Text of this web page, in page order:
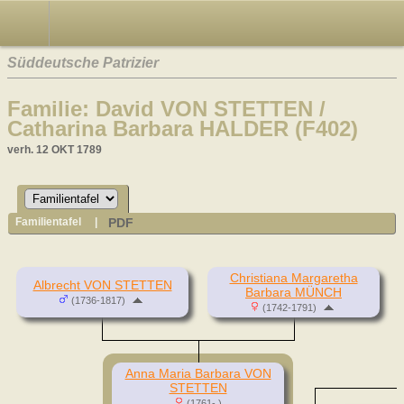
Süddeutsche Patrizier
Familie: David VON STETTEN /
Catharina Barbara HALDER (F402)
verh. 12 OKT 1789
Familientafel PDF
Albrecht VON STETTEN
(1736-1817)
Christiana Margaretha
Barbara MÜNCH
(1742-1791)
Anna Maria Barbara VON
STETTEN